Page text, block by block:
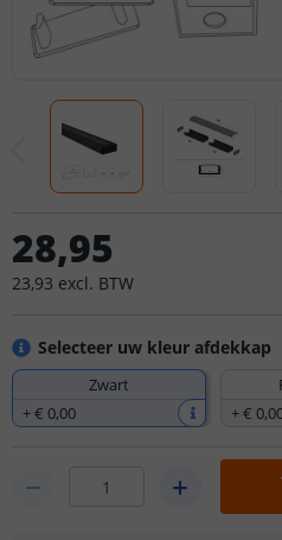
Selecteer uw kleur afdekkap
Zwart
+€ 0,00
+€ 0,
28,95
23,93 excl. BTW